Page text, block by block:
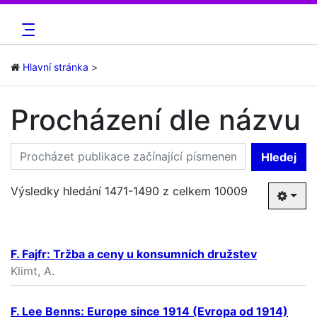
Hlavní stránka
Procházení dle názvu
Hledej
Výsledky hledání 1471-1490 z celkem 10009
F. Fajfr: Tržba a ceny u konsumních družstev
Klimt, A.
F. Lee Benns: Europe since 1914 (Evropa od 1914)